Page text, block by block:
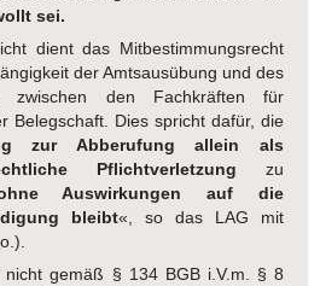
sei.
dient das Mitbestimmungsrecht
der Amtsausübung und des
zwischen den Fachkräften für
Belegschaft. Dies spricht dafür, die
zur Abberufung allein als
Pflichtverletzung zu
Auswirkungen auf die
bleibt«, so das LAG mit
nicht gemäß § 134 BGB i.V.m. § 8